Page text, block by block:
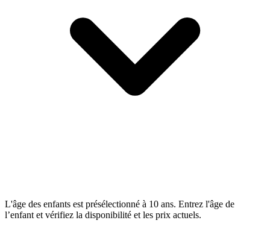
L'âge des enfants est présélectionné à 10 ans. Entrez l'âge de
l’enfant et vérifiez la disponibilité et les prix actuels.